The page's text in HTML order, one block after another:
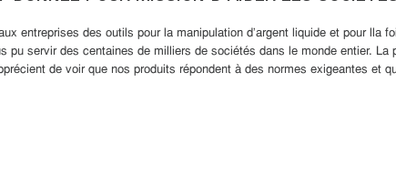
entreprises des outils pour la manipulation d'argent liquide et pour lla
pu servir des centaines de milliers de sociétés dans le monde entier.
de voir que nos produits répondent à des normes exigeantes et